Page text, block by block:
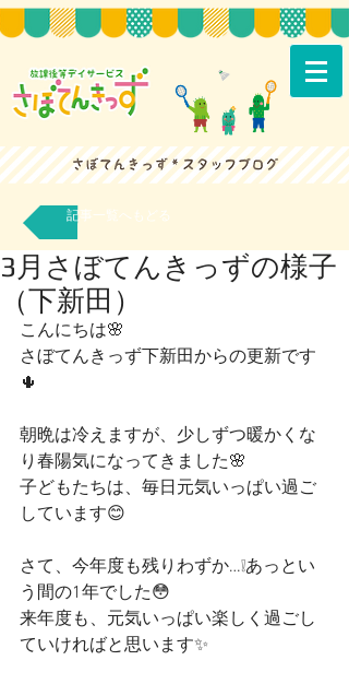
記事一覧へもどる
3月さぼてんきっずの様子
（下新田）
こんにちは🌸
さぼてんきっず下新田からの更新です
🌵
朝晩は冷えますが、少しずつ暖かくな
り春陽気になってきました🌸
子どもたちは、毎日元気いっぱい過ご
しています😊
さて、今年度も残りわずか…❕あっとい
う間の1年でした😳
来年度も、元気いっぱい楽しく過ごし
ていければと思います✨